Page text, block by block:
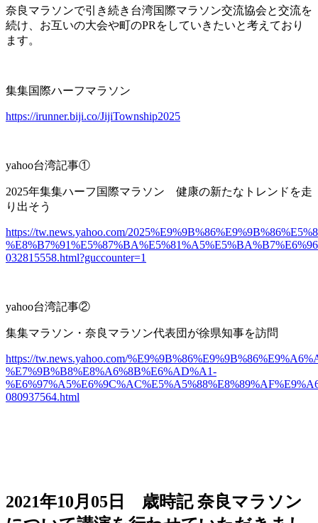
奈良マラソンで引き続き台湾国際マラソン交流協会と交流を
続け、お互いの大会や町のPRをしていきたいと考えており
ます。
集集国際ハーフマラソン
https://irunner.biji.co/JijiTownship2025
yahoo台湾記事①
2025年集集ハーフ国際マラソン 健康の新たなトレンドを走
り出そう
https://tw.news.yahoo.com/
032815558.html?guccounter=1
yahoo台湾記事②
集集マラソン・奈良マラソン代表団が徐県知事を訪問
https://tw.news.yahoo.com/
%E7%9B%B8%E8%A6%8B%E6%AD%A1-
080937564.html
2021年10月05日 歳時記 奈良マラソン